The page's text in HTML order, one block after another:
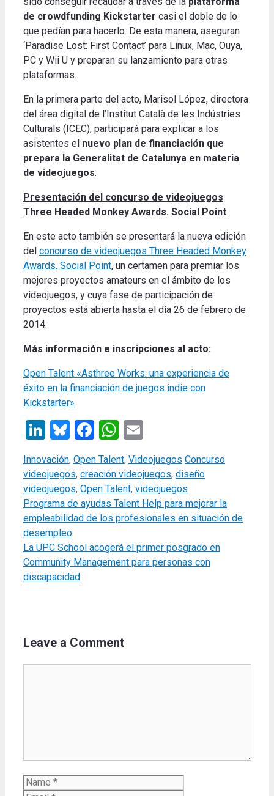
de crowdfunding Kickstarter casi el doble de lo
que pedían para hacerlo. De esta manera, aseguran
‘Paradise Lost: First Contact’ para Linux, Mac, Ouya,
PC y Wii U y preparan su lanzamiento para otras
plataformas.
En la primera parte del acto, Marisol López, directora
del área digital de l’Institut Català de les Indústries
Culturals (ICEC), participará para explicar a los
asistentes el nuevo plan de financiación que
prepara la Generalitat de Catalunya en materia
de videojuegos.
Presentación del concurso de videojuegos
Three Headed Monkey Awards. Social Point
En este acto también se presentará la nueva edición
del concurso de videojuegos Three Headed Monkey
Awards. Social Point, un certamen para premiar los
mejores proyectos amateurs en el ámbito de los
videojuegos, y cuya fase de participación de
proyectos está abierta hasta el día 26 de febrero de
2014.
Más información e inscripciones al acto:
Open Talent «Asthree Works: una experiencia de
éxito en la financiación de juegos indie con
Kickstarter»
LinkedIn
Bluesky
Facebook
WhatsApp
Categories
Innovación, Open Talent, Videojuegos Tags
Concurso
videojuegos, creación videojuegos, diseño
videojuegos, Open Talent, videojuegos
Programa de ayudas Talent Help para mejorar la
empleabilidad de los profesionales en situación de
desempleo
La UPC School acogerá el primer posgrado en
Community Management para personas con
discapacidad
Leave a Comment
Name